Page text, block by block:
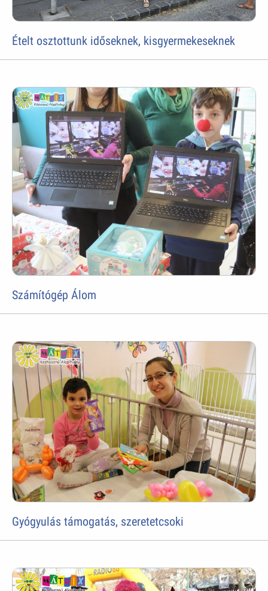
Ételt osztottunk időseknek, kisgyermekeseknek
Számítógép Álom
Gyógyulás támogatás, szeretetcsoki